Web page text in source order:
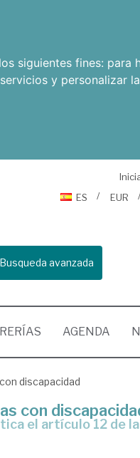
siguientes fines: para
y personalizar
ES
EUR
Busqueda avanzada
AGENDA
discapacidad
con
el artículo 12 de